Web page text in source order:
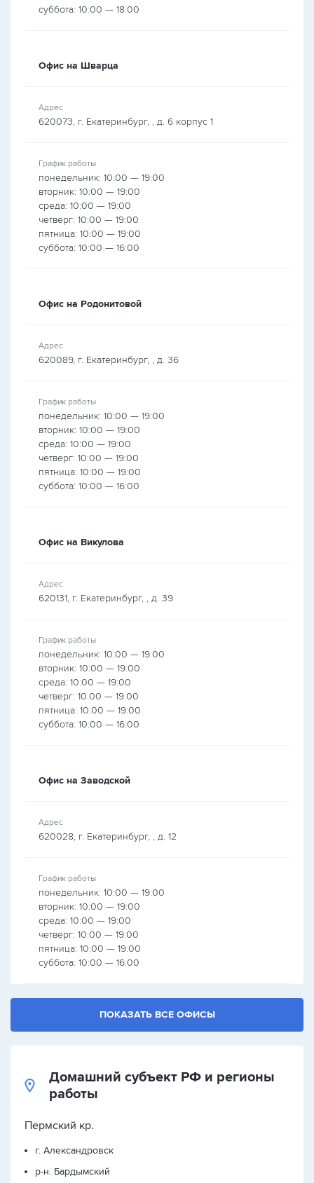
суббота: 10:00 — 18:00
Офис на Шварца
Адрес
620073, г. Екатеринбург, , д. 6 корпус 1
График работы
понедельник: 10:00 — 19:00
вторник: 10:00 — 19:00
среда: 10:00 — 19:00
четверг: 10:00 — 19:00
пятница: 10:00 — 19:00
суббота: 10:00 — 16:00
Офис на Родонитовой
Адрес
620089, г. Екатеринбург, , д. 36
График работы
понедельник: 10:00 — 19:00
вторник: 10:00 — 19:00
среда: 10:00 — 19:00
четверг: 10:00 — 19:00
пятница: 10:00 — 19:00
суббота: 10:00 — 16:00
Офис на Викулова
Адрес
620131, г. Екатеринбург, , д. 39
График работы
понедельник: 10:00 — 19:00
вторник: 10:00 — 19:00
среда: 10:00 — 19:00
четверг: 10:00 — 19:00
пятница: 10:00 — 19:00
суббота: 10:00 — 16:00
Офис на Заводской
Адрес
620028, г. Екатеринбург, , д. 12
График работы
понедельник: 10:00 — 19:00
вторник: 10:00 — 19:00
среда: 10:00 — 19:00
четверг: 10:00 — 19:00
пятница: 10:00 — 19:00
суббота: 10:00 — 16:00
ПОКАЗАТЬ ВСЕ ОФИСЫ
Домашний субъект РФ и регионы
работы
Пермский кр.
г. Александровск
р-н. Бардымский